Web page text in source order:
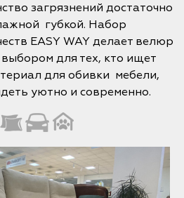
загрязнений достаточно
губкой. Набор
EASY WAY делает велюр
для тех, кто ищет
для обивки мебели,
уютно и современно.